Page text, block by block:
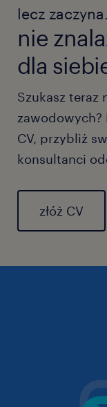
lecz zaczyna.
nie
dla
Szukasz teraz
zawodowych?
CV, przybliż
konsultanci
złóż CV